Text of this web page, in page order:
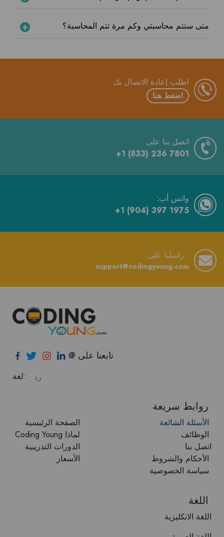
متى ستتم محاسبتي وكم مرة تتم المحاسبة؟
اطلب إعادة الاتصال بك
اضغط هنا
اتصل بنا على
+1 (833) 236 7801
:واتس أب
+1 (904) 397 1975
support@codingyoung.com
@ تابعنا على
لغة: رد
الصفحة الرئيسية
Coding Young لماذا
الدورات التدريبية
الأسعار
الأسئلة الشائعة
اتصل بنا
اللغة الانكليزية